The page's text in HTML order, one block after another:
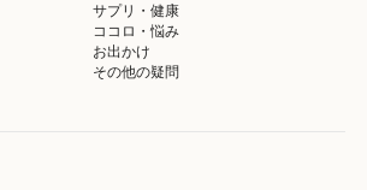
サプリ・健康
ココロ・悩み
お出かけ
その他の疑問